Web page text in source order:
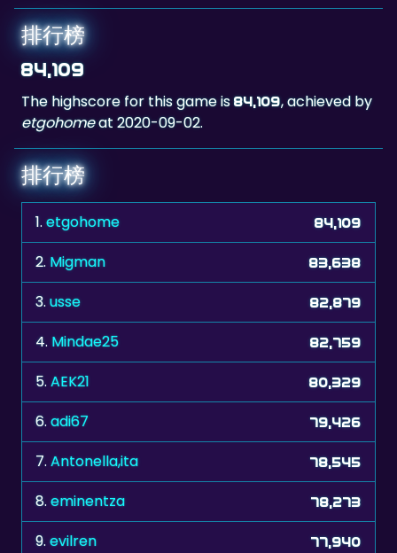
排行榜
84,109
The highscore for this game is84,109, achieved by
etgohomeat 2020-09-02.
排行榜
1.etgohome 84,109
2. Migman 83,638
3.usse 82,879
4. Mindae25 82,759
5.AEK21 80,329
6.adi67 79,426
7.Antonella,ita 78,545
8.eminentza 78,273
9.evilren 77,940